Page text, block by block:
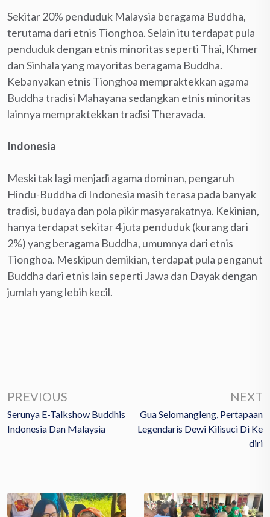
Sekitar 20% penduduk Malaysia beragama Buddha,
terutama dari etnis Tionghoa. Selain itu terdapat pula
penduduk dengan etnis minoritas seperti Thai, Khmer
dan Sinhala yang mayoritas beragama Buddha.
Kebanyakan etnis Tionghoa mempraktekkan agama
Buddha tradisi Mahayana sedangkan etnis minoritas
lainnya mempraktekkan tradisi Theravada.
Indonesia
Meski tak lagi menjadi agama dominan, pengaruh
Hindu-Buddha di Indonesia masih terasa pada banyak
tradisi, budaya dan pola pikir masyarakatnya. Kekinian,
hanya terdapat sekitar 4 juta penduduk (kurang dari
2%) yang beragama Buddha, umumnya dari etnis
Tionghoa. Meskipun demikian, terdapat pula penganut
Buddha dari etnis lain seperti Jawa dan Dayak dengan
jumlah yang lebih kecil.
PREVIOUS
Serunya E-Talkshow Buddhis
Indonesia Dan Malaysia
NEXT
Gua Selomangleng, Pertapaan
Legendaris Dewi Kilisuci Di Ke
Diri